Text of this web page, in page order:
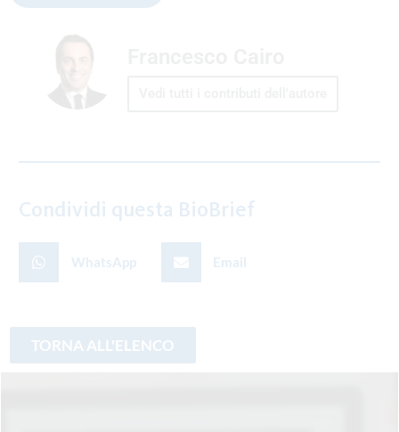
Condividi questa BioBrief
WhatsApp Email